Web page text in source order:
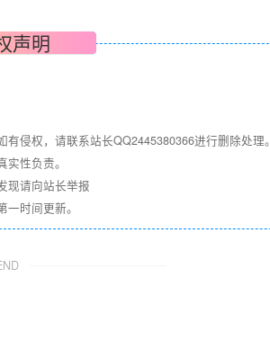
声明
侵权，请联系站长QQ2445380366进行删除处理。
性负责。
现请向站长举报
时间更新。